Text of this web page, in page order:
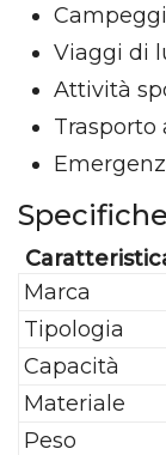
Viaggi di
Attività
Trasporto
Marca
Tipologia
Capacità
Materiale
Peso